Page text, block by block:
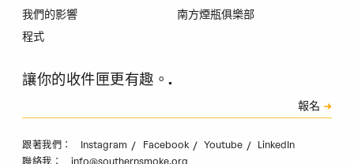
我們的影響
程式
南方煙瓶俱樂部
讓你的收件匣更有趣。.
驗證碼
報名
跟著我們： Instagram Facebook Youtube LinkedIn
info@southernsmoke.org